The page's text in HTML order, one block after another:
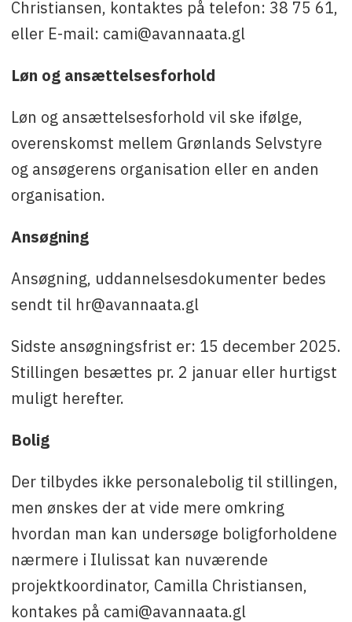
Christiansen, kontaktes på telefon: 38 75 61,
eller E-mail: cami@avannaata.gl
Løn og ansættelsesforhold
Løn og ansættelsesforhold vil ske ifølge,
overenskomst mellem Grønlands Selvstyre
og ansøgerens organisation eller en anden
organisation.
Ansøgning
Ansøgning, uddannelsesdokumenter bedes
sendt til hr@avannaata.gl
Sidste ansøgningsfrist er: 15 december 2025.
Stillingen besættes pr. 2 januar eller hurtigst
muligt herefter.
Bolig
Der tilbydes ikke personalebolig til stillingen,
men ønskes der at vide mere omkring
hvordan man kan undersøge boligforholdene
nærmere i Ilulissat kan nuværende
projektkoordinator, Camilla Christiansen,
kontakes på cami@avannaata.gl